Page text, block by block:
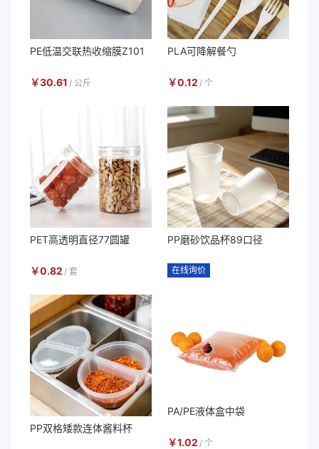
PE低温交联热收缩膜Z101
￥30.61 / 公斤
PLA可降解餐勺
￥0.12 / 个
PET高透明直径77圆罐
￥0.82 / 套
PP磨砂饮品杯89口径
在线询价
PP双格矮款连体酱料杯
PA/PE液体盒中袋
￥1.02 / 个